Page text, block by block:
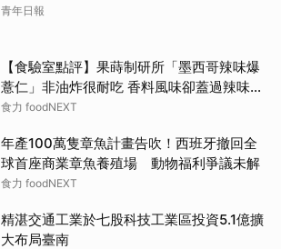
青年日報
【食驗室點評】果蒔制研所「墨西哥辣味爆
薏仁」非油炸很耐吃 香料風味卻蓋過辣味特
色
食力 foodNEXT
年產100萬隻章魚計畫告吹！西班牙撤回全
球首座商業章魚養殖場 動物福利爭議未解
食力 foodNEXT
精湛交通工業於七股科技工業區投資5.1億擴
大布局臺南